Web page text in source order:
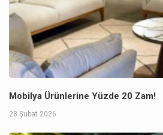
Mobilya Ürünlerine Yüzde 20 Zam!
28 Şubat 2026